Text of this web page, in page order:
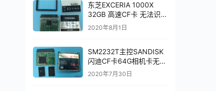
东芝EXCERIA 1000X
32GB 高速CF卡 无法识别
数据恢复成功
2020年8月1日
SM2232T主控SANDISK
闪迪CF卡64G相机卡无法
识别芯片级数据恢复成功
2020年7月30日